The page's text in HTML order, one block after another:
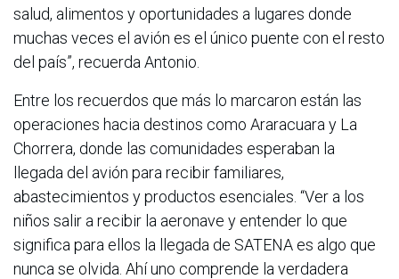
salud, alimentos y oportunidades a lugares donde
muchas veces el avión es el único puente con el resto
del país”, recuerda Antonio.
Entre los recuerdos que más lo marcaron están las
operaciones hacia destinos como Araracuara y La
Chorrera, donde las comunidades esperaban la
llegada del avión para recibir familiares,
abastecimientos y productos esenciales. “Ver a los
niños salir a recibir la aeronave y entender lo que
significa para ellos la llegada de SATENA es algo que
nunca se olvida. Ahí uno comprende la verdadera